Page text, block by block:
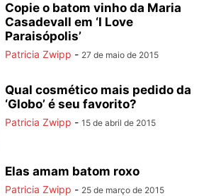
Copie o batom vinho da Maria
Casadevall em ‘I Love
Paraisópolis’
Patricia Zwipp - 27 de maio de 2015
Qual cosmético mais pedido da
‘Globo’ é seu favorito?
Patricia Zwipp - 15 de abril de 2015
Elas amam batom roxo
Patricia Zwipp - 25 de março de 2015